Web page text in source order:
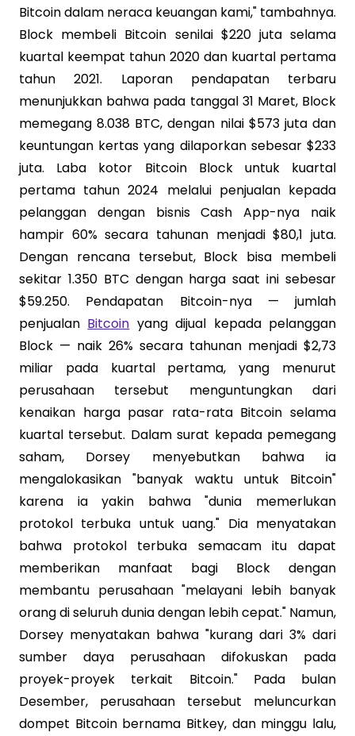
Bitcoin dalam neraca keuangan kami," tambahnya.
Block membeli Bitcoin senilai $220 juta selama
kuartal keempat tahun 2020 dan kuartal pertama
tahun 2021. Laporan pendapatan terbaru
menunjukkan bahwa pada tanggal 31 Maret, Block
memegang 8.038 BTC, dengan nilai $573 juta dan
keuntungan kertas yang dilaporkan sebesar $233
juta. Laba kotor Bitcoin Block untuk kuartal
pertama tahun 2024 melalui penjualan kepada
pelanggan dengan bisnis Cash App-nya naik
hampir 60% secara tahunan menjadi $80,1 juta.
Dengan rencana tersebut, Block bisa membeli
sekitar 1.350 BTC dengan harga saat ini sebesar
$59.250. Pendapatan Bitcoin-nya — jumlah
penjualan Bitcoin yang dijual kepada pelanggan
Block — naik 26% secara tahunan menjadi $2,73
miliar pada kuartal pertama, yang menurut
perusahaan tersebut menguntungkan dari
kenaikan harga pasar rata-rata Bitcoin selama
kuartal tersebut. Dalam surat kepada pemegang
saham, Dorsey menyebutkan bahwa ia
mengalokasikan "banyak waktu untuk Bitcoin"
karena ia yakin bahwa "dunia memerlukan
protokol terbuka untuk uang." Dia menyatakan
bahwa protokol terbuka semacam itu dapat
memberikan manfaat bagi Block dengan
membantu perusahaan "melayani lebih banyak
orang di seluruh dunia dengan lebih cepat." Namun,
Dorsey menyatakan bahwa "kurang dari 3% dari
sumber daya perusahaan difokuskan pada
proyek-proyek terkait Bitcoin." Pada bulan
Desember, perusahaan tersebut meluncurkan
dompet Bitcoin bernama Bitkey, dan minggu lalu,